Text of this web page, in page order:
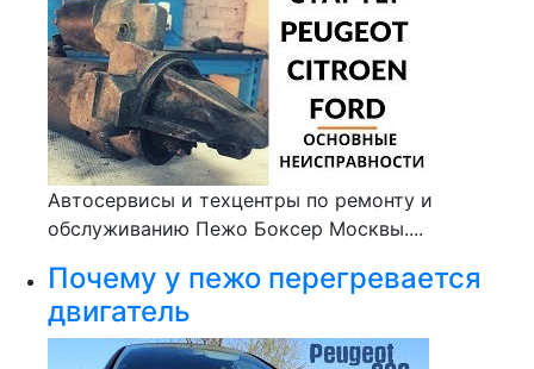
Автосервисы и техцентры по ремонту и
обслуживанию Пежо Боксер Москвы....
Почему у пежо перегревается
двигатель